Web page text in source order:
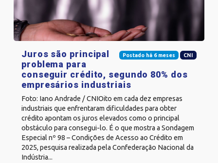
Postado há 6 meses CNI
Juros são principal
problema para
conseguir crédito, segundo 80% dos
empresários industriais
Foto: Iano Andrade / CNIOito em cada dez empresas
industriais que enfrentaram dificuldades para obter
crédito apontam os juros elevados como o principal
obstáculo para consegui-lo. É o que mostra a Sondagem
Especial nº 98 – Condições de Acesso ao Crédito em
2025, pesquisa realizada pela Confederação Nacional da
Indústria...